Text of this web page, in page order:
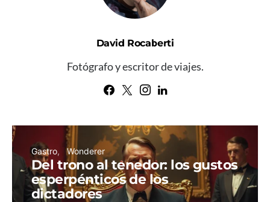
David Rocaberti
Fotógrafo y escritor de viajes.
Gastro Wonderer
Del trono al tenedor: los gustos
esperpénticos de los
dictadores